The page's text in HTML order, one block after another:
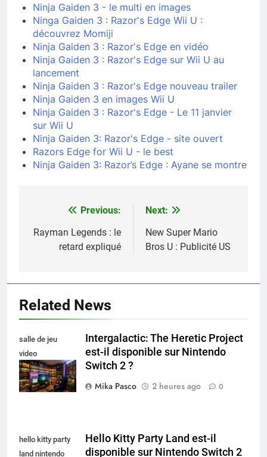
Ninja Gaiden 3 - le multi en images
Ninga Gaiden 3 : Razor's Edge Wii U :
découvrez Momiji
Ninja Gaiden 3 : Razor's Edge en vidéo
Ninja Gaiden 3 : Razor's Edge sur Wii U au
lancement
Ninja Gaiden 3 : Razor's Edge nouveau trailer
Ninja Gaiden 3 en images Wii U
Ninja Gaiden 3 : Razor's Edge - Le 11 janvier
sur Wii U
Ninja Gaiden 3: Razor's Edge - site ouvert
Razors Edge for Wii U - le best
Ninja Gaiden 3: Razor’s Edge : Ayane se montre
Navigation
de
Previous:
Rayman Legends : le
retard expliqué
Next:
New Super Mario
Bros U : Publicité US
Related News
salle de jeu
video
collectionneur
Intergalactic: The Heretic Project
est-il disponible sur Nintendo
Switch 2 ?
Mika Pasco
2 heures ago 0
hello kitty party
land nintendo
Hello Kitty Party Land est-il
disponible sur Nintendo Switch 2